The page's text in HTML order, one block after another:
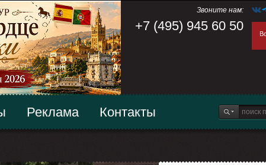
Звоните нам:
+7 (495) 945 60 50
Реклама Контакты